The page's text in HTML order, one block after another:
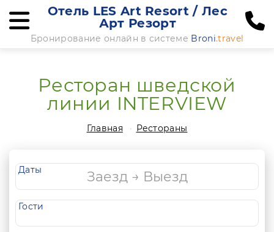
Отель LES Art Resort / Лес
Арт Резорт
Бронирование онлайн в системе Broni.travel
Ресторан шведской
линии INTERVIEW
Главная Рестораны
Даты
Гости